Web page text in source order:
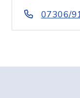
07306/